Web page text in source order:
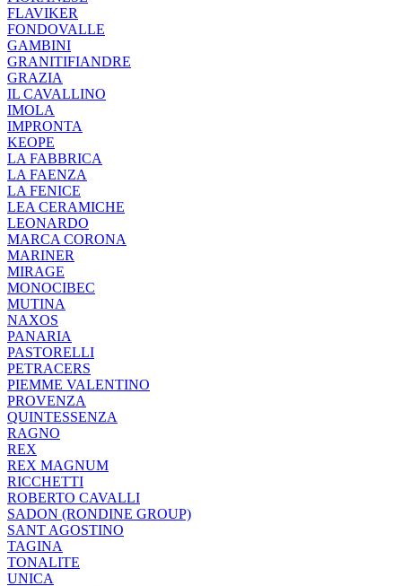
FLAVIKER
FONDOVALLE
GAMBINI
GRANITIFIANDRE
GRAZIA
IL CAVALLINO
IMOLA
IMPRONTA
KEOPE
LA FABBRICA
LA FAENZA
LA FENICE
LEA CERAMICHE
LEONARDO
MARCA CORONA
MARINER
MIRAGE
MONOCIBEC
MUTINA
NAXOS
PANARIA
PASTORELLI
PETRACERS
PIEMME VALENTINO
PROVENZA
QUINTESSENZA
RAGNO
REX
REX MAGNUM
RICCHETTI
ROBERTO CAVALLI
SADON (RONDINE GROUP)
SANT AGOSTINO
TAGINA
TONALITE
UNICA